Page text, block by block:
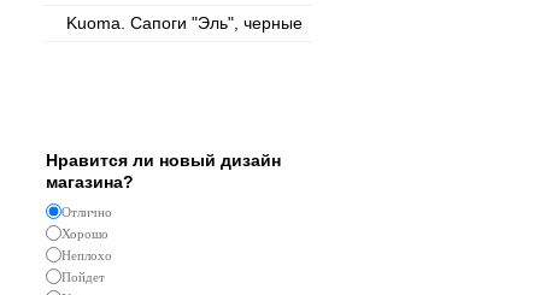
Kuoma. Сапоги "Эль", черные
Нравится ли новый дизайн
магазина?
Отлично
Хорошо
Неплохо
Пойдет